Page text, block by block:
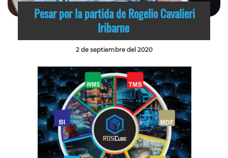
Pesar por la partida de Rogelio Cavalieri
Iribarne
2 de septiembre del 2020